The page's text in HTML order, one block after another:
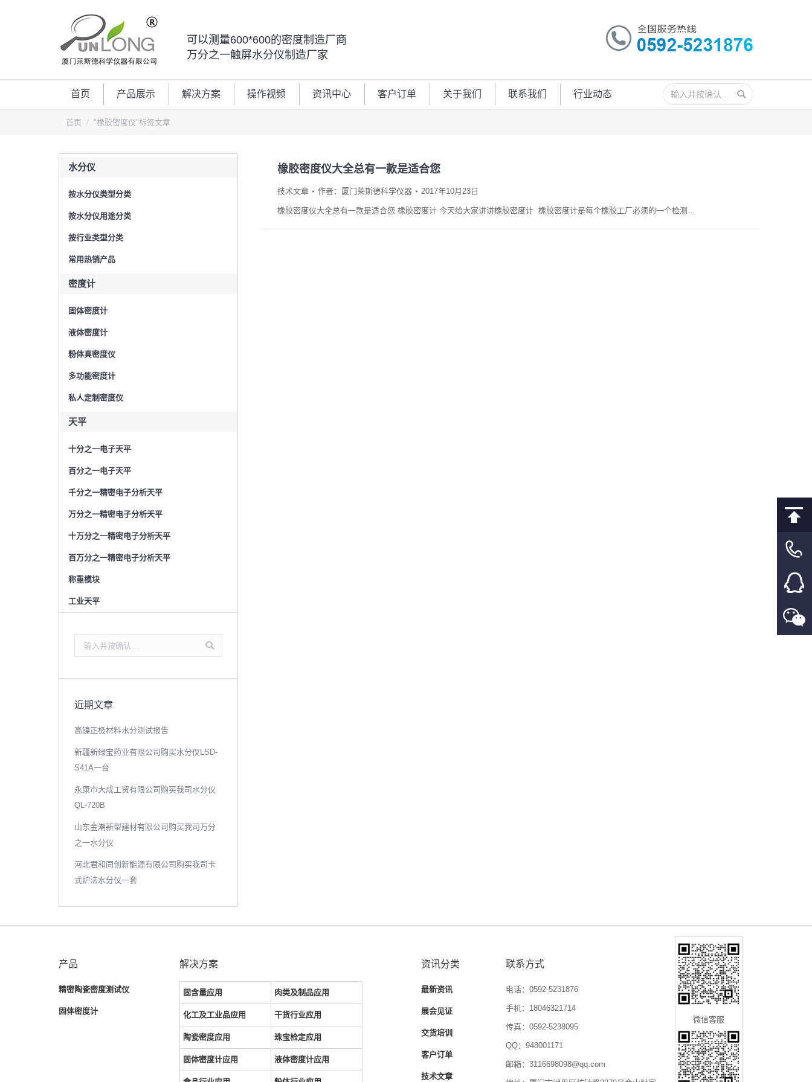
可以测量600*600的密度制造厂商
万分之一触屏水分仪制造厂家
首页 产品展示 解决方案 操作视频 资讯中心 客户订单 关于我们 联系我们 行业动态
搜
索：
您的位置：
首页 "橡胶密度仪"标签文章
橡胶密度仪大全总有一款是适合您
技术文章 作者： 厦门莱斯德科学仪器 2017年10月23日
橡胶密度仪大全总有一款是适合您 橡胶密度计 今天给大家讲讲橡胶密度计 橡胶密度计是每个橡胶工厂必须的一个检测…
水分仪
按水分仪类型分类
按水分仪用途分类
按行业类型分类
常用热销产品
密度计
固体密度计
液体密度计
粉体真密度仪
多功能密度计
私人定制密度仪
天平
十分之一电子天平
百分之一电子天平
千分之一精密电子分析天平
万分之一精密电子分析天平
十万分之一精密电子分析天平
百万分之一精密电子分析天平
称重模块
工业天平
索：
近期文章
高镍正极材料水分测试报告
新疆新绿宝药业有限公司购买水分仪LSD-
S41A一台
永康市大成工贸有限公司购买我司水分仪
QL-720B
山东金潮新型建材有限公司购买我司万分
之一水分仪
河北君和同创新能源有限公司购买我司卡
式炉法水分仪一套
产品
精密陶瓷密度测试仪
固体密度计
解决方案
固含量应用 肉类及制品应用
化工及工业品应用 干货行业应用
陶瓷密度应用 珠宝检定应用
固体密度计应用 液体密度计应用
资讯分类
最新资讯
展会见证
交货培训
客户订单
技术文章
联系方式
电话：0592-5231876
手机：18046321714
传真：0592-5238095
QQ：948001171
邮箱：3116698098@qq.com
微信客服